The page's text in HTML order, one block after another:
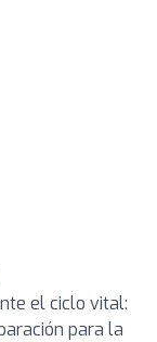
el ciclo vital:
para la